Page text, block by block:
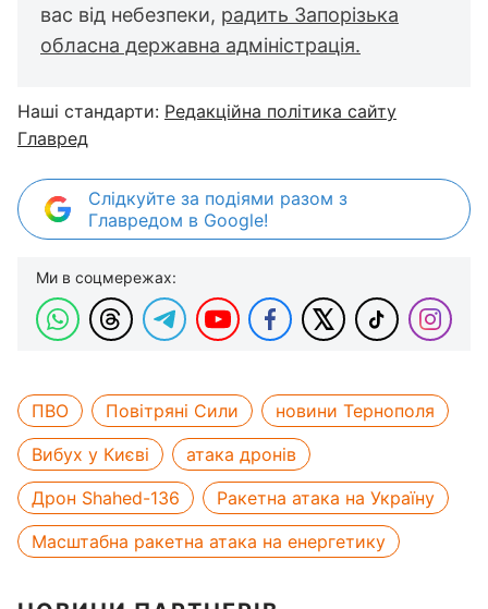
вас від небезпеки, радить Запорізька
обласна державна адміністрація.
Наші стандарти: Редакційна політика сайту
Главред
Слідкуйте за подіями разом з
Главредом в Google!
Ми в соцмережах:
ПВО Повітряні Сили
новини Тернополя
Вибух у Києві
атака дронів
Дрон Shahed-136
Ракетна атака на Україну
Масштабна ракетна атака на енергетику